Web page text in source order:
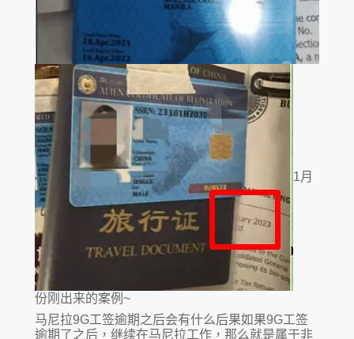
1月
份刚出来的案例~
马尼拉9G工签逾期之后会有什么后果如果9G工签
逾期了之后，继续在马尼拉工作，那么就是属于非